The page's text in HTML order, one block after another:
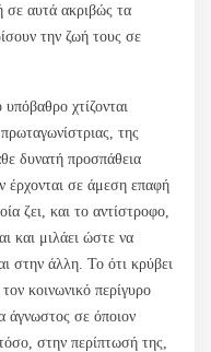
σε αυτά ακριβώς τα
την ζωή τους σε
χτίζονται
της
δυνατή προσπάθεια
έρχονται σε άμεση επαφή
ζει, και το αντίστροφο,
και μιλάει ώστε να
στην άλλη. Το ότι κρύβει
κοινωνικό περίγυρο
άγνωστος σε όποιον
στην περίπτωσή της,